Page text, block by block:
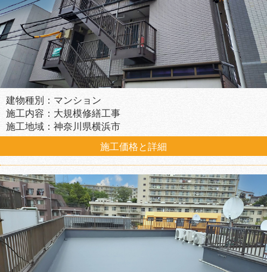
建物種別：マンション
施工内容：大規模修繕工事
施工地域：神奈川県横浜市
施工価格と詳細